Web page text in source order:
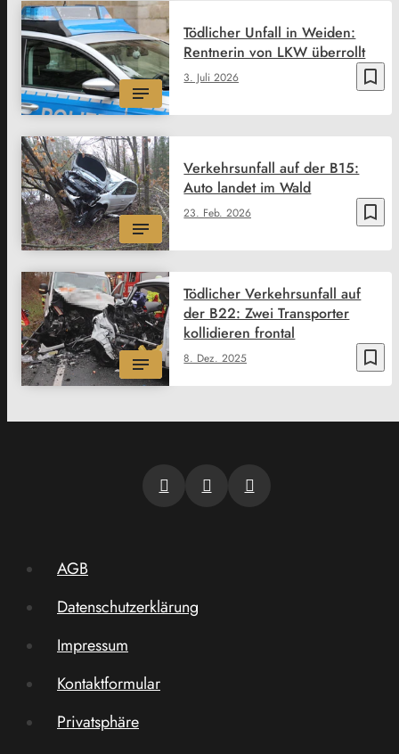
bookmark_border
3. Juli 2026
Tödlicher Unfall in Weiden:
Rentnerin von LKW überrollt
bookmark_border
23. Feb. 2026
Verkehrsunfall auf der B15:
Auto landet im Wald
bookmark_border
8. Dez. 2025
Tödlicher Verkehrsunfall auf
der B22: Zwei Transporter
kollidieren frontal
AGB
Datenschutzerklärung
Impressum
Kontaktformular
Privatsphäre